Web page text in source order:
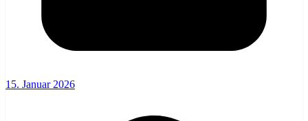
15. Januar 2026